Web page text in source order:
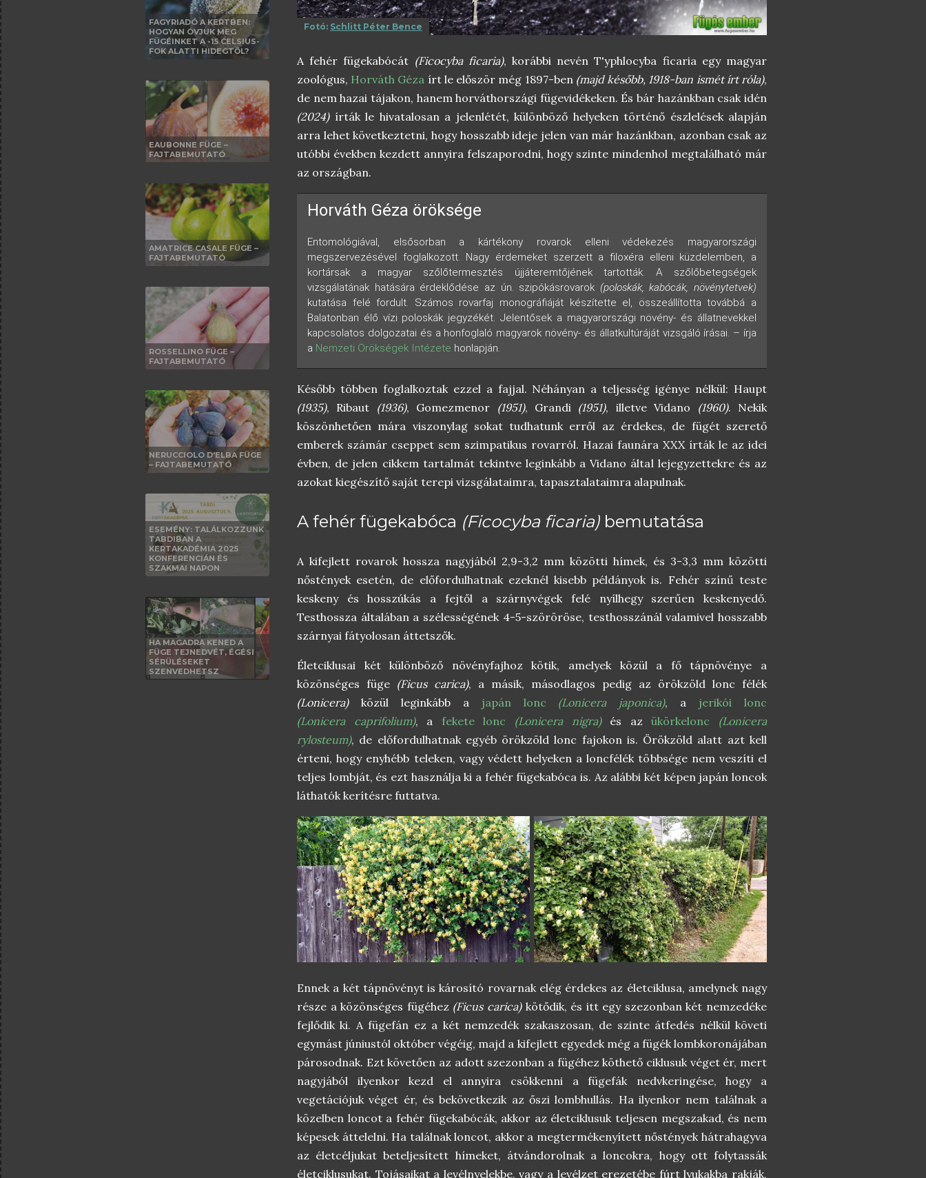
FAGYRIADÓ A KERTBEN:
HOGYAN ÓVJUK MEG
FÜGÉINKET A -15 CELSIUS-
FOK ALATTI HIDEGTŐL?
EAUBONNE FÜGE –
FAJTABEMUTATÓ
AMATRICE CASALE FÜGE –
FAJTABEMUTATÓ
ROSSELLINO FÜGE –
FAJTABEMUTATÓ
NERUCCIOLO D'ELBA FÜGE
– FAJTABEMUTATÓ
ESEMÉNY: TALÁLKOZZUNK
TABDIBAN A
KERTAKADÉMIA 2025
KONFERENCIÁN ÉS
SZAKMAI NAPON
HA MAGADRA KENED A
FÜGE TEJNEDVÉT, ÉGÉSI
SÉRÜLÉSEKET
SZENVEDHETSZ
Fotó: Schlitt Péter Bence
A fehér fügekabócát (Ficocyba ficaria), korábbi nevén T'yphlocyba ficaria egy magyar
zoológus, Horváth Géza írt le először még 1897-ben (majd később, 1918-ban ismét írt róla),
de nem hazai tájakon, hanem horváthországi fügevidékeken. És bár hazánkban csak idén
(2024)írták le hivatalosan a jelenlétét, különböző helyeken történő észlelések alapján
arra lehet következtetni, hogy hosszabb ideje jelen van már hazánkban, azonban csak az
utóbbi években kezdett annyira felszaporodni, hogy szinte mindenhol megtalálható már
az országban.
Horváth Géza öröksége
Entomológiával, elsősorban a kártékony rovarok elleni védekezés magyarországi
megszervezésével foglalkozott. Nagy érdemeket szerzett a filoxéra elleni küzdelemben, a
kortársak a magyar szőlőtermesztés újjáteremtőjének tartották. A szőlőbetegségek
vizsgálatának hatására érdeklődése az ún. szipókásrovarok (poloskák, kabócák, növénytetvek)
kutatása felé fordult. Számos rovarfaj monográfiáját készítette el, összeállította továbbá a
Balatonban élő vízi poloskák jegyzékét. Jelentősek a magyarországi növény- és állatnevekkel
kapcsolatos dolgozatai és a honfoglaló magyarok növény- és állatkultúráját vizsgáló írásai. – írja
a Nemzeti Örökségek Intézete honlapján.
Később többen foglalkoztak ezzel a fajjal. Néhányan a teljesség igénye nélkül: Haupt
(1935), Ribaut (1936), Gomezmenor (1951), Grandi (1951), illetve Vidano (1960). Nekik
köszönhetően mára viszonylag sokat tudhatunk erről az érdekes, de fügét szerető
emberek számár cseppet sem szimpatikus rovarról. Hazai faunára XXX írták le az idei
évben, de jelen cikkem tartalmát tekintve leginkább a Vidano által lejegyzettekre és az
azokat kiegészítő saját terepi vizsgálataimra, tapasztalataimra alapulnak.
A fehér fügekabóca (Ficocyba ficaria) bemutatása
A kifejlett rovarok hossza nagyjából 2,9-3,2 mm közötti hímek, és 3-3,3 mm közötti
nőstények esetén, de előfordulhatnak ezeknél kisebb példányok is. Fehér színű teste
keskeny és hosszúkás a fejtől a szárnyvégek felé nyílhegy szerűen keskenyedő.
Testhossza általában a szélességének 4-5-szöröröse, testhosszánál valamivel hosszabb
szárnyai fátyolosan áttetszők.
Életciklusai két különböző növényfajhoz kötik, amelyek közül a fő tápnövénye a
közönséges füge (Ficus carica), a másik, másodlagos pedig az örökzöld lonc félék
(Lonicera)közül leginkább a japán lonc (Lonicerajaponica), a jerikói lonc
(Loniceracaprifolium), a fekete lonc (Lonicera nigra)és azükörkelonc (Lonicera
rylosteum), de előfordulhatnak egyéb örökzöld lonc fajokon is. Örökzöld alatt azt kell
érteni, hogy enyhébb teleken, vagy védett helyeken a loncfélék többsége nem veszíti el
teljes lombját, és ezt használja ki a fehér fügekabóca is. Az alábbi két képen japán loncok
láthatók kerítésre futtatva.
Ennek a két tápnövényt is károsító rovarnak elég érdekes az életciklusa, amelynek nagy
része a közönséges fügéhez (Ficus carica)kötődik, és itt egy szezonban két nemzedéke
fejlődik ki. A fügefán ez a két nemzedék szakaszosan, de szinte átfedés nélkül követi
egymást júniustól október végéig, majd a kifejlett egyedek még a fügék lombkoronájában
párosodnak. Ezt követően az adott szezonban a fügéhez köthető ciklusuk véget ér, mert
nagyjából ilyenkor kezd el annyira csökkenni a fügefák nedvkeringése, hogy a
vegetációjuk véget ér, és bekövetkezik az őszi lombhullás. Ha ilyenkor nem találnak a
közelben loncot a fehér fügekabócák, akkor az életciklusuk teljesen megszakad, és nem
képesek áttelelni. Ha találnak loncot, akkor a megtermékenyített nőstények hátrahagyva
az életcéljukat beteljesített hímeket, átvándorolnak a loncokra, hogy ott folytassák
életciklusukat. Tojásaikat a levélnyelekbe, vagy a levélzet erezetébe fúrt lyukakba rakják,